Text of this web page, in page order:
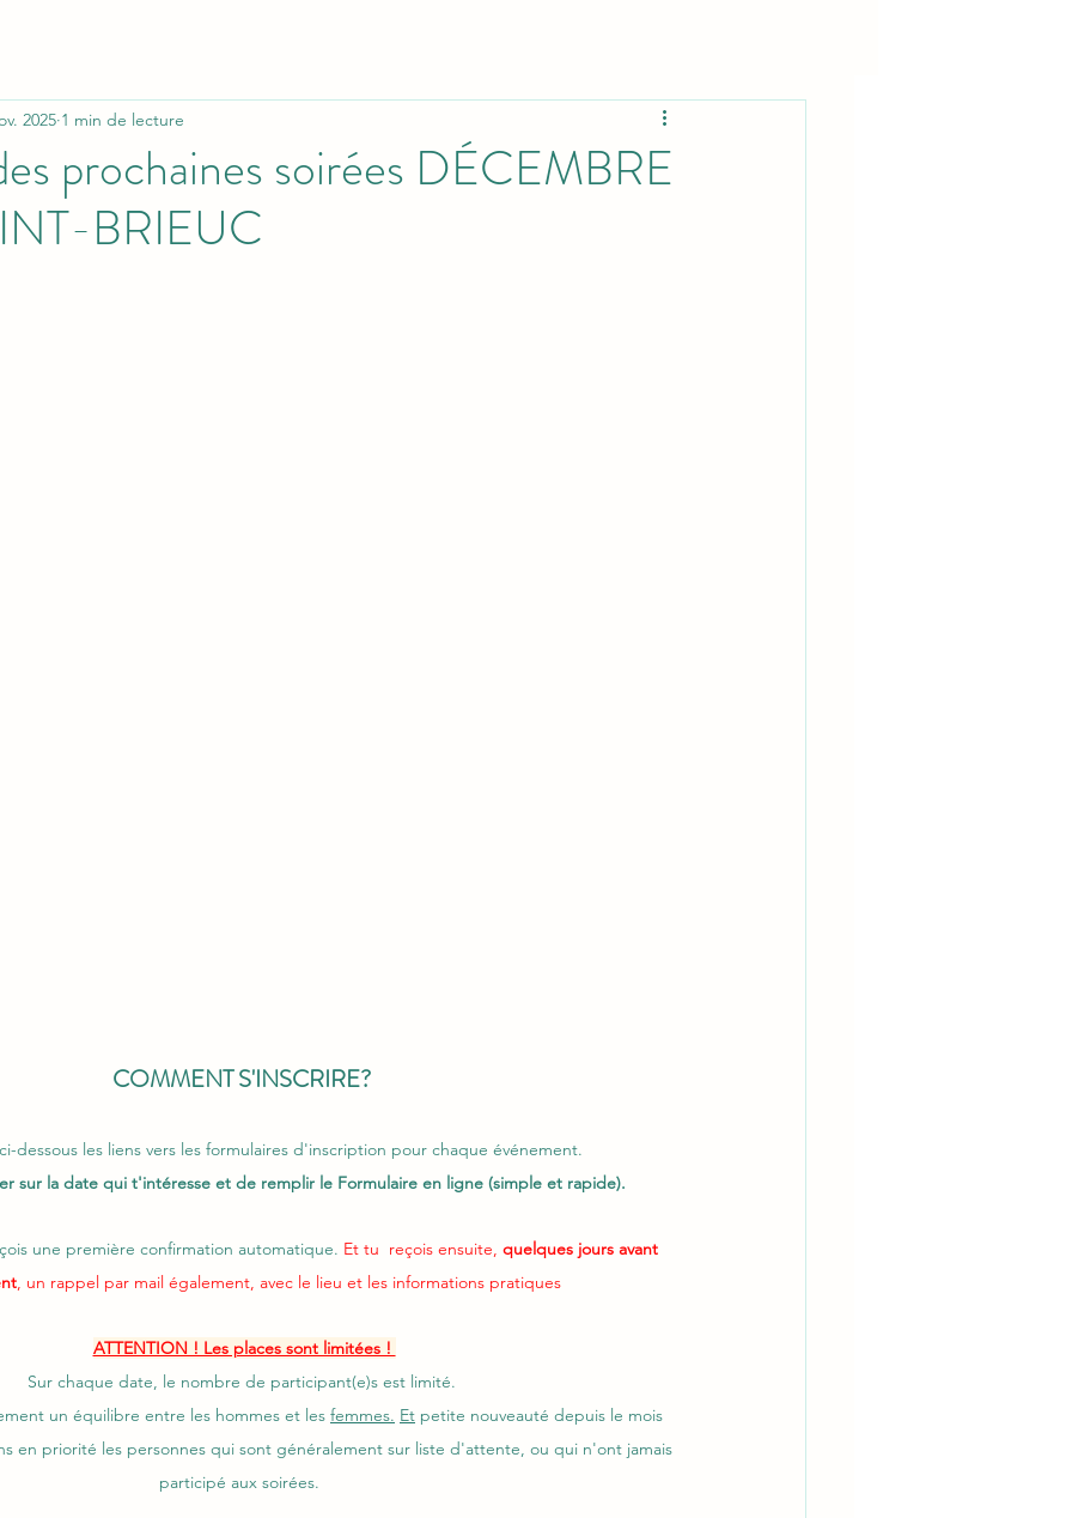
prochaines soirées DÉCEMBRE
BRIEUC
2025 1 min de lecture
COMMENT S'INSCRIRE?
dessous les liens vers les formulaires d'inscription pour chaque événement.
sur la date qui t'intéresse et de remplir le Formulaire en ligne (simple et rapide).
une première confirmation automatique. Et tu  reçois ensuite, quelques jours avant
, un rappel par mail également, avec le lieu et les informations pratiques
ATTENTION ! Les places sont limitées !
Sur chaque date, le nombre de participant(e)s est limité.
un équilibre entre les hommes et les femmes. Et petite nouveauté depuis le mois
en priorité les personnes qui sont généralement sur liste d'attente, ou qui n'ont jamais
participé aux soirées.